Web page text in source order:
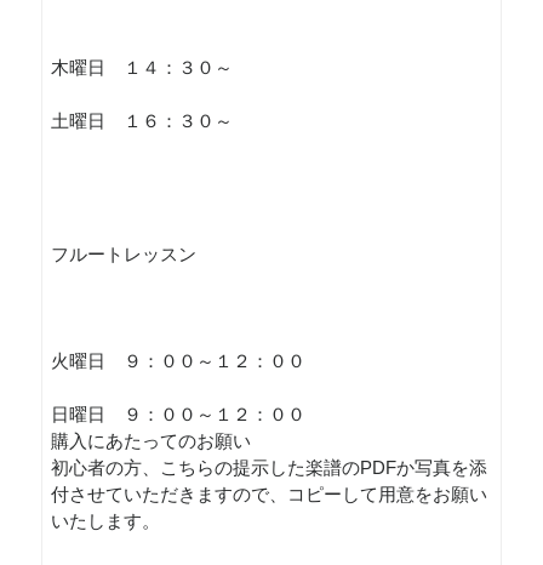
木曜日 １４：３０～
土曜日 １６：３０～
フルートレッスン
火曜日 ９：００～１２：００
日曜日 ９：００～１２：００
購入にあたってのお願い
初心者の方、こちらの提示した楽譜のPDFか写真を添
付させていただきますので、コピーして用意をお願い
いたします。